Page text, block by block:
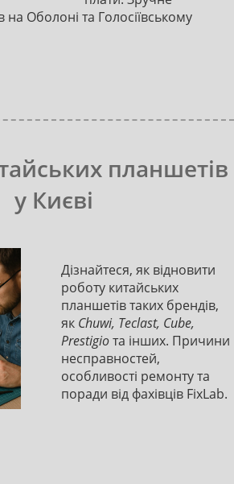
на Оболоні та Голосіївському
планшетів
у Києві
Дізнайтеся, як відновити
роботу китайських
планшетів таких брендів,
як Chuwi, Teclast, Cube,
Prestigioта інших. Причини
несправностей,
особливості ремонту та
поради від фахівців FixLab.